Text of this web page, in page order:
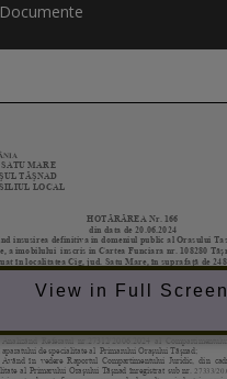
Documente
View in Full Screen